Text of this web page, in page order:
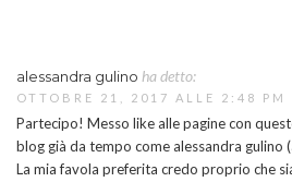
alessandra gulino ha detto:
OTTOBRE 21, 2017 ALLE 2:48 PM
Partecipo! Messo like alle pagine con
blog già da tempo come alessandra gulino
La mia favola preferita credo proprio che